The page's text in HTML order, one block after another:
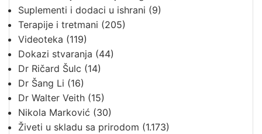
Suplementi i dodaci u ishrani (9)
Terapije i tretmani (205)
Videoteka (119)
Dokazi stvaranja (44)
Dr Ričard Šulc (14)
Dr Šang Li (16)
Dr Walter Veith (15)
Nikola Marković (30)
Živeti u skladu sa prirodom (1.173)